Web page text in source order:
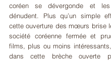
coréen se dévergonde et
dénudent. Plus qu’un simple
cette ouverture des mœurs brise
société coréenne fermée et
films, plus ou moins
dans cette brèche ouverte